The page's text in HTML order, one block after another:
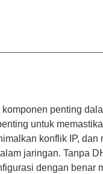
penting
untuk
konflik IP,
jaringan. Tanpa
dengan benar